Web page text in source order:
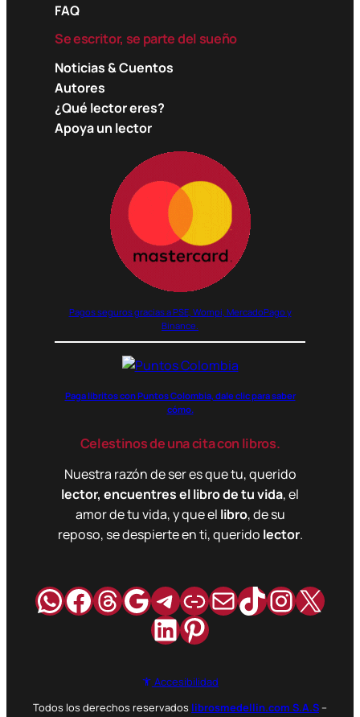
FAQ
Se escritor, se parte del sueño
Noticias & Cuentos
Autores
¿Qué lector eres?
Apoya un lector
Pagos seguros gracias a PSE, Wompi, MercadoPago y
Binance.
Paga libritos con Puntos Colombia, dale clic para saber
cómo.
Celestinos de una cita con libros.
Nuestra razón de ser es que tu, querido
lector, encuentres el libro de tu vida, el
amor de tu vida, y que el libro, de su
reposo, se despierte en ti, querido lector.
WhatsApp
Facebook
Hilos
Google
Telegram
Enlace
Correo
TikTok
X
LinkedIn
Pinterest
Accesibilidad
Todos los derechos reservados librosmedellin.com S.A.S–